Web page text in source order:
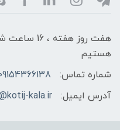
هفت روز
هستیم
شماره تماس:
- 09154344486
آدرس ایمیل:
kala.ir